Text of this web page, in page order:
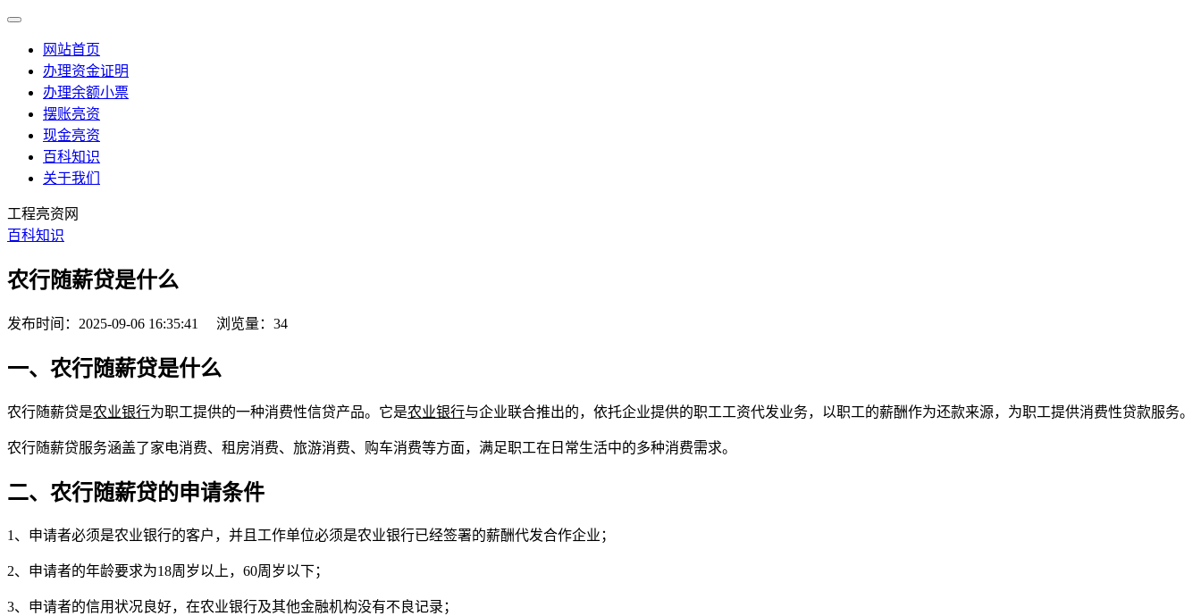
网站首页
办理资金证明
办理余额小票
摆账亮资
现金亮资
百科知识
关于我们
工程亮资网
百科知识
农行随薪贷是什么
发布时间：2025-09-06 16:35:41 浏览量：34
一、农行随薪贷是什么
农行随薪贷是农业银行为职工提供的一种消费性信贷产品。它是农业银行与企业联合推出的，依托企业提供的职工工资代发业务，以职工的薪酬作为还款来源，为职工提供消费性贷款服务。
农行随薪贷服务涵盖了家电消费、租房消费、旅游消费、购车消费等方面，满足职工在日常生活中的多种消费需求。
二、农行随薪贷的申请条件
1、申请者必须是农业银行的客户，并且工作单位必须是农业银行已经签署的薪酬代发合作企业；
2、申请者的年龄要求为18周岁以上，60周岁以下；
3、申请者的信用状况良好，在农业银行及其他金融机构没有不良记录；